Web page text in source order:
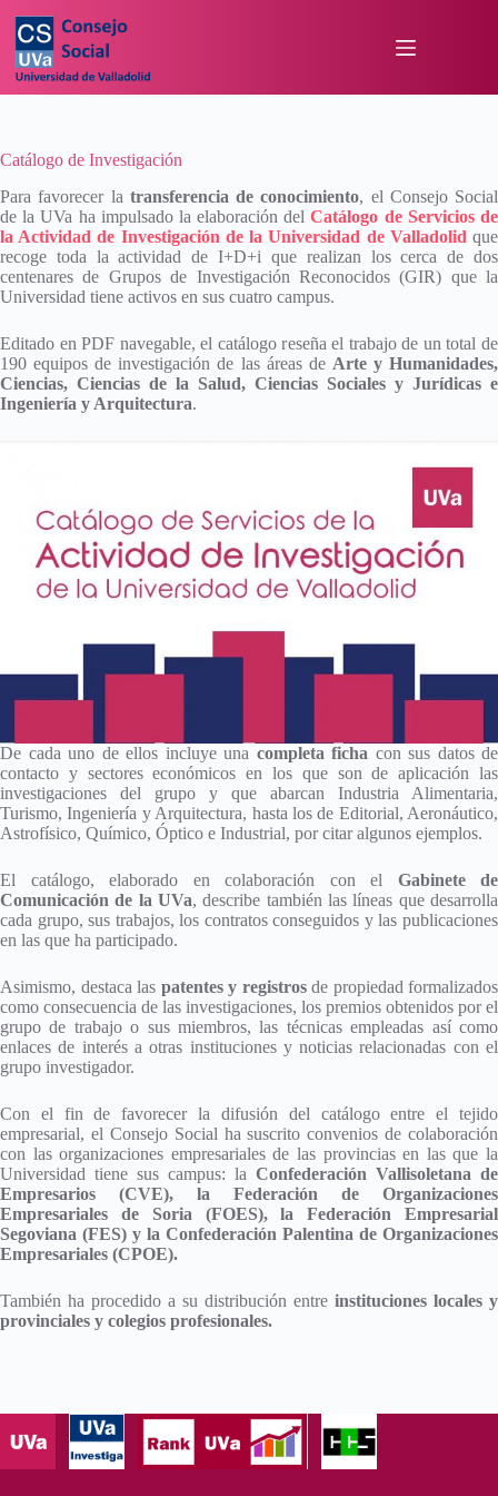
Catálogo de Investigación
Para favorecer la transferencia de conocimiento, el Consejo Social
de la UVa ha impulsado la elaboración delCatálogo de Servicios de
la Actividad de Investigación de la Universidad de Valladolid que
recoge toda la actividad de I+D+i que realizan los cerca de dos
centenares de Grupos de Investigación Reconocidos (GIR) que la
Universidad tiene activos en sus cuatro campus.
Editado en PDF navegable, el catálogo reseña el trabajo de un total de
190 equipos de investigación de las áreas de Arte y Humanidades,
Ciencias, Ciencias de la Salud, Ciencias Sociales y Jurídicas e
Ingeniería y Arquitectura.
De cada uno de ellos incluye una completa ficha con sus datos de
contacto y sectores económicos en los que son de aplicación las
investigaciones del grupo y que abarcan Industria Alimentaria,
Turismo, Ingeniería y Arquitectura, hasta los de Editorial, Aeronáutico,
Astrofísico, Químico, Óptico e Industrial, por citar algunos ejemplos.
El catálogo, elaborado en colaboración con el Gabinete de
Comunicación de la UVa, describe también las líneas que desarrolla
cada grupo, sus trabajos, los contratos conseguidos y las publicaciones
en las que ha participado.
Asimismo, destaca las patentes y registrosde propiedad formalizados
como consecuencia de las investigaciones, los premios obtenidos por el
grupo de trabajo o sus miembros, las técnicas empleadas así como
enlaces de interés a otras instituciones y noticias relacionadas con el
grupo investigador.
Con el fin de favorecer la difusión del catálogo entre el tejido
empresarial, el Consejo Social ha suscrito convenios de colaboración
con las organizaciones empresariales de las provincias en las que la
Universidad tiene sus campus: la Confederación Vallisoletana de
Empresarios (CVE), la Federación de Organizaciones
Empresariales de Soria (FOES), la Federación Empresarial
Segoviana (FES) y la Confederación Palentina de Organizaciones
Empresariales (CPOE).
También ha procedido a su distribución entre instituciones locales y
provinciales y colegios profesionales.